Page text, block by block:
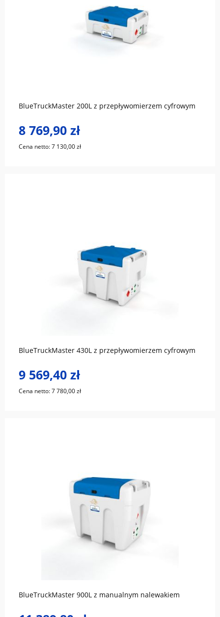
BlueTruckMaster 200L z przepływomierzem cyfrowym
8 769,90 zł
Cena netto:7 130,00 zł
BlueTruckMaster 430L z przepływomierzem cyfrowym
9 569,40 zł
Cena netto:7 780,00 zł
do koszyka
BlueTruckMaster 900L z manualnym nalewakiem
do koszyka